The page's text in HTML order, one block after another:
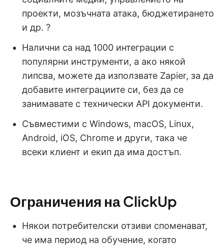
проекти, мозъчната атака, бюджетирането
и др. ?
Налични са над 1000 интеграции с
популярни инструменти, а ако някой
липсва, можете да използвате Zapier, за да
добавите интеграциите си, без да се
занимавате с технически API документи.
Съвместими с Windows, macOS, Linux,
Android, iOS, Chrome и други, така че
всеки клиент и екип да има достъп.
Ограничения на ClickUp
Някои потребителски отзиви споменават,
че има период на обучение, когато